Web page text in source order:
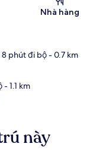
Nhà hàng
8 phút đi bộ- 0.7 km
- 1.1 km
này